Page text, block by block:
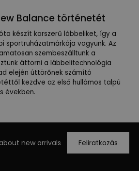
Balance történetét
készít korszerű lábbeliket, így a
sportruházatmárkája vagyunk. Az
szembeszálltunk a
áttörni a lábbelitechnológia
elején úttörőnek számító
kezdve az első hullámos talpú
években.
new arrivals Feliratkozás